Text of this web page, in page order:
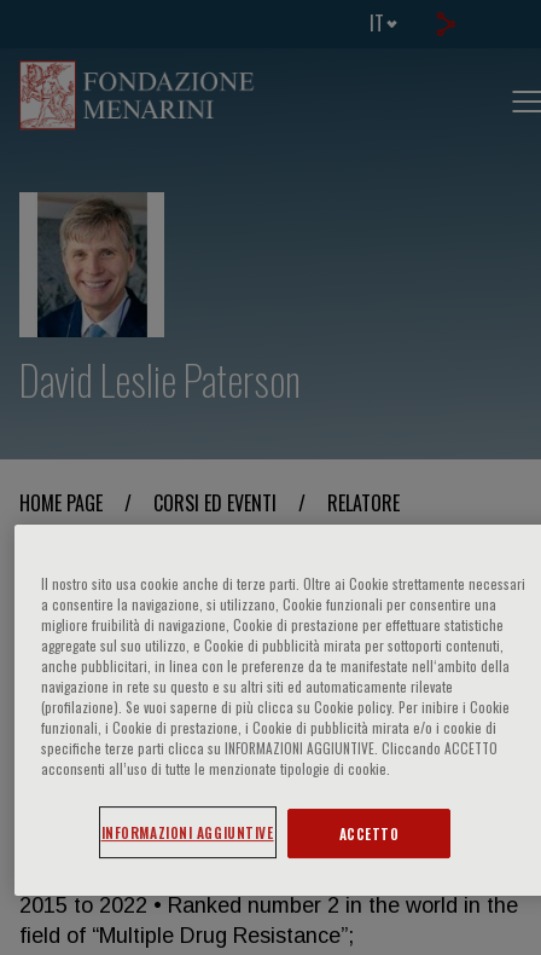
IT
David Leslie Paterson
HOME PAGE / CORSI ED EVENTI / RELATORE
David Leslie Paterson
Evidence of International Standing • 548 career
publications (h-index 131; 92,841 citations) – most
cited Infectious Diseases physician in Australia and
Singapore • Australia’s research field leader –
communicable diseases – 2020 and 2021
(https://specialreports.theaustralian.com.au/
2015 to 2022 • Ranked number 2 in the world in the
field of “Multiple Drug Resistance”;
Il nostro sito usa cookie anche di terze parti. Oltre ai Cookie strettamente necessari
a consentire la navigazione, si utilizzano, Cookie funzionali per consentire una
migliore fruibilità di navigazione, Cookie di prestazione per effettuare statistiche
aggregate sul suo utilizzo, e Cookie di pubblicità mirata per sottoporti contenuti,
anche pubblicitari, in linea con le preferenze da te manifestate nell‘ambito della
navigazione in rete su questo e su altri siti ed automaticamente rilevate
(profilazione). Se vuoi saperne di più clicca su Cookie policy. Per inibire i Cookie
funzionali, i Cookie di prestazione, i Cookie di pubblicità mirata e/o i cookie di
specifiche terze parti clicca su INFORMAZIONI AGGIUNTIVE. Cliccando ACCETTO
acconsenti all’uso di tutte le menzionate tipologie di cookie.
INFORMAZIONI AGGIUNTIVE ACCETTO